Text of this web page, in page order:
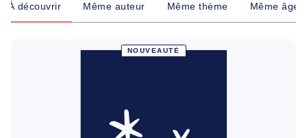
À découvrir Même auteur Même thème Même âge
NOUVEAUTÉ